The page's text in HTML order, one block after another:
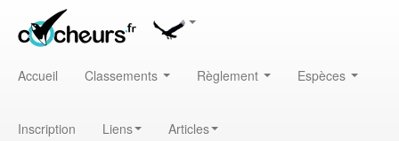
Accueil Classements Règlement Espèces
Inscription Liens Articles